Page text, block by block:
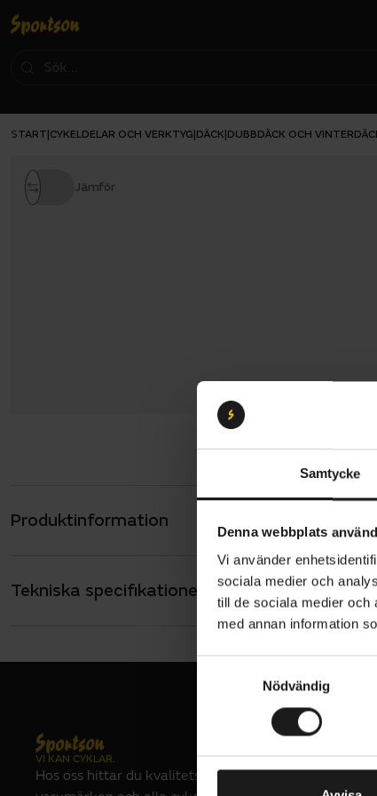
Samtycke
Denna webbplats
Vi använder
sociala medier och
till de sociala medier och
med annan information
S
c
Nödvändig
START CYKELDELAR OCH VERKTYG DÄCK DUBBDÄCK OCH
Jämför
Produktinformation
Suomi
Däcket
Tekniska specifikationer
35-622
VI KAN CYKLAR.
Hos oss hittar du kvalitetscyklar från välkända